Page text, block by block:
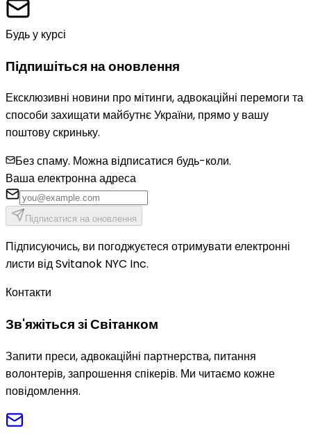
Будь у курсі
Підпишіться на оновлення
Ексклюзивні новини про мітинги, адвокаційні перемоги та
способи захищати майбутнє України, прямо у вашу
поштову скриньку.
Без спаму. Можна відписатися будь-коли.
Ваша електронна адреса
Підписатися на оновлення
Підписуючись, ви погоджуєтеся отримувати електронні
листи від Svitanok NYC Inc.
Контакти
Зв'яжіться зі Світанком
Запити преси, адвокаційні партнерства, питання
волонтерів, запрошення спікерів. Ми читаємо кожне
повідомлення.